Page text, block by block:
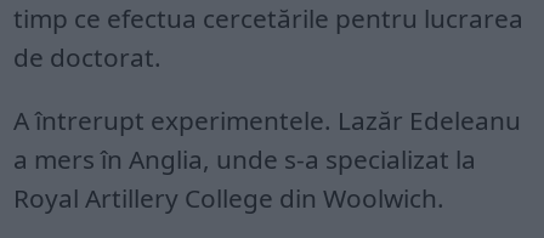
timp ce efectua cercetările pentru lucrarea
de doctorat.
A întrerupt experimentele. Lazăr Edeleanu
a mers în Anglia, unde s-a specializat la
Royal Artillery College din Woolwich.